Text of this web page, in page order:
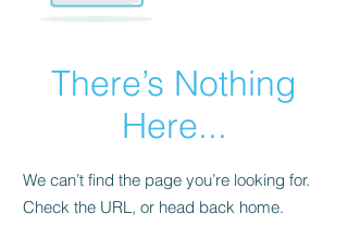
There’s Nothing
Here...
We can’t find the page you’re looking for.
Check the URL, or head back home.